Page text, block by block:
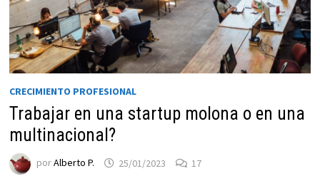
CRECIMIENTO PROFESIONAL
Trabajar en una startup molona o en una
multinacional?
porAlberto P. 25/01/2023 17